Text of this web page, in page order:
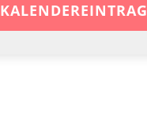
KALENDEREINTRAG